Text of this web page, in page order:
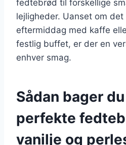
fedtebrød til forskellige
lejligheder. Uanset om
eftermiddag med kaffe
festlig buffet, er der en
enhver smag.
Sådan bager
perfekte
vanilje og